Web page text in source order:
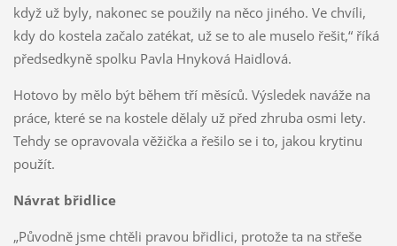
když už byly, nakonec se použily na něco jiného. Ve chvíli,
kdy do kostela začalo zatékat, už se to ale muselo řešit,“ říká
předsedkyně spolku Pavla Hnyková Haidlová.
Hotovo by mělo být během tří měsíců. Výsledek naváže na
práce, které se na kostele dělaly už před zhruba osmi lety.
Tehdy se opravovala věžička a řešilo se i to, jakou krytinu
použít.
Návrat břidlice
„Původně jsme chtěli pravou břidlici, protože ta na střeše